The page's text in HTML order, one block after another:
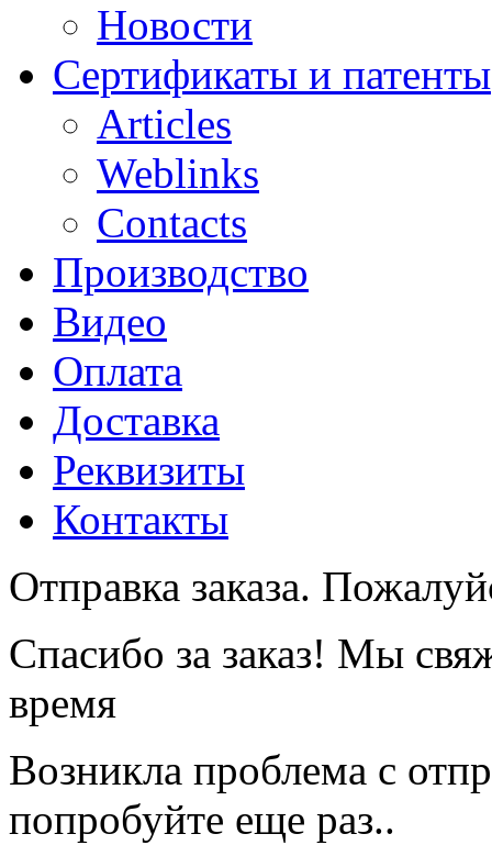
Новости
Сертификаты и патенты
Articles
Weblinks
Contacts
Производство
Видео
Оплата
Доставка
Реквизиты
Контакты
Отправка заказа.
Спасибо за заказ! Мы
время
Возникла проблема с
попробуйте еще раз..